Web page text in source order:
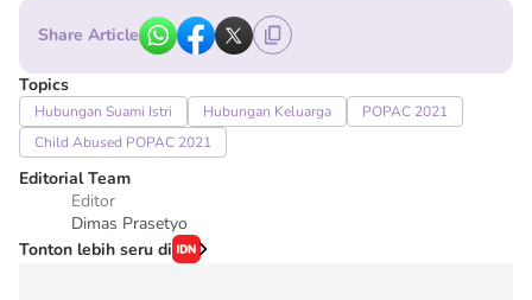
Share Article
Topics
Hubungan Suami Istri Hubungan Keluarga
POPAC 2021
Child Abused POPAC 2021
Editorial Team
Editor
Dimas Prasetyo
Tonton lebih seru di